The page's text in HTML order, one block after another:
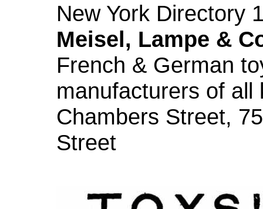
New York Directory
Meisel, Lampe &
French & German
manufacturers of
Chambers Street,
Street